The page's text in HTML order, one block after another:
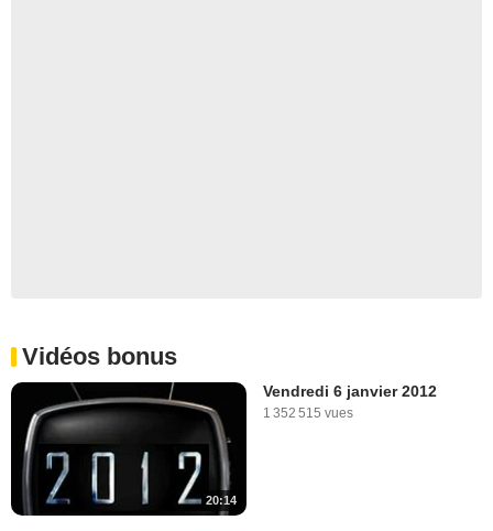
Vidéos bonus
20:14
Vendredi 6 janvier 2012
1 352 515 vues